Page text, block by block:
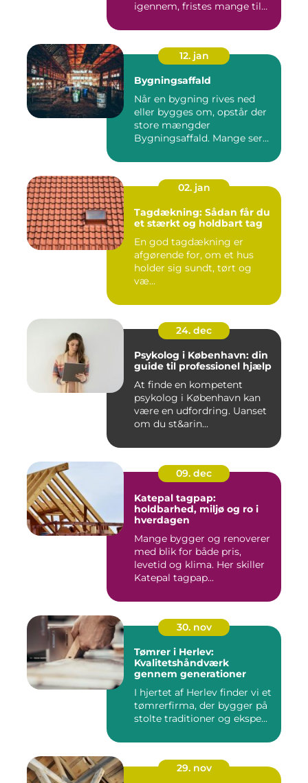
igennem, fristes mange til
12. jan
Bygningsaffald
Når en bygning rives ned
eller bygges om, opstår der
store mængder
Bygningsaffald. Mange ser
02. jan
Tagdækning: Sådan får du
et stærkt og holdbart tag
En god tagdækning er
afgørende for, om et hus
holder sig sundt, tørt og
væ...
24. dec
Psykolog i København: din
guide til professionel hjælp
At finde en kompetent
psykolog i København kan
være en udfordring. Uanset
om du st&arin...
09. dec
Katepal tagpap:
holdbarhed, miljø og ro i
hverdagen
Mange bygger og renoverer
med blik for både pris,
levetid og klima. Her skiller
Katepal tagpap...
30. nov
Tømrer i Herlev:
Kvalitetshåndværk
gennem generationer
I hjertet af Herlev finder vi et
tømrerfirma, der bygger på
stolte traditioner og ekspe...
29. nov